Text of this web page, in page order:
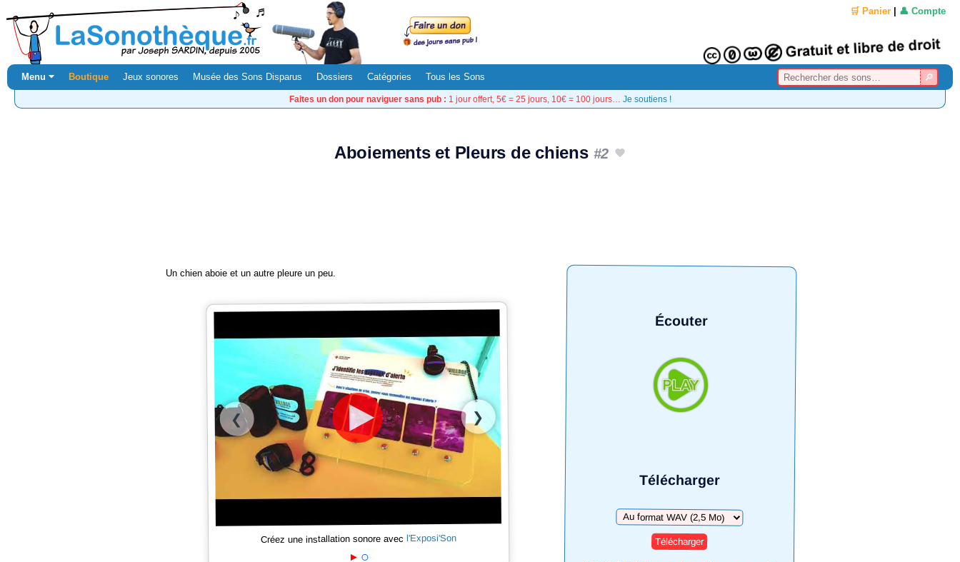
🛒 Panier 👤 Compte
Menu ⏷ Boutique Jeux sonores Musée des Sons Disparus Dossiers Catégories Tous les Sons
Faites un don pour naviguer sans pub : 1 jour offert, 5€ = 25 jours, 10€ = 100 jours… Je soutiens !
Aboiements et Pleurs de chiens #2
Écouter
Télécharger
Télécharger
Un chien aboie et un autre pleure un peu.
❮ ❯
Créez une installation sonore avecl'Exposi'Son